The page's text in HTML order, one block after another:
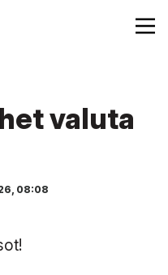
valuta
08:08